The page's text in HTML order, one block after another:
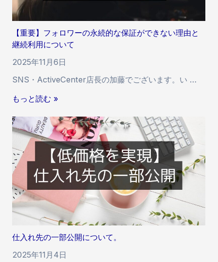
速
度
お
よ
反
映
始
間
の
遅
延
に
関
す
る
お
ら
せ
い
ね
等
・
増
ス
ー
ド
と
N
S
側
の
規
制
関
る
【重要】フォロワーの永続的な保証ができない理由と
継続利用について
2025年11月6日
SNS・ActiveCenter店長の加藤でございます。い …
【
要
】
ォ
ロ
ー
の
永
的
な
もっと読む »
仕入れ先の一部公開について。
2025年11月4日